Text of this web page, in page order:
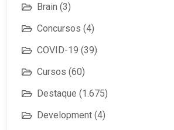
Brain (3)
Concursos (4)
COVID-19 (39)
Cursos (60)
Destaque (1.675)
Development (4)